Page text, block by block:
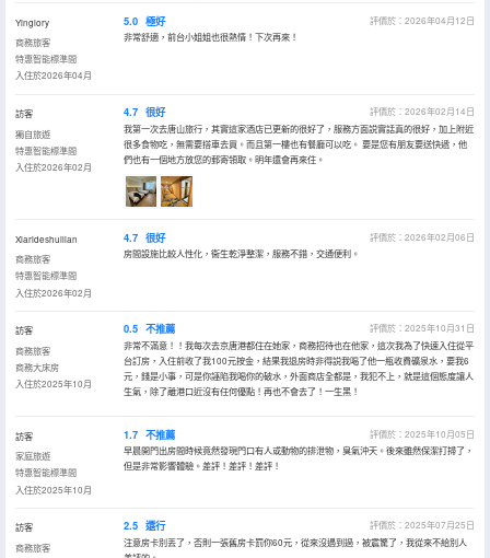
Yinglory
商務旅客
特惠智能標準間
入住於2026年04月
5.0 極好
評價於：2026年04月12日
非常舒適，前台小姐姐也很熱情！下次再來！
訪客
獨自旅遊
特惠智能標準間
入住於2026年02月
4.7 很好
評價於：2026年02月14日
我第一次去唐山旅行，其實這家酒店已更新的很好了，服務方面説實話真的很好，加上附近
很多食物吃，無需要搭車去買。而且第一樓也有餐廳可以吃。 要是您有朋友要送快遞，他
們也有一個地方放您的郵寄領取。明年還會再來住。
Xiarideshuilian
商務旅客
特惠智能標準間
入住於2026年02月
4.7 很好
評價於：2026年02月06日
房間設施比較人性化，衞生乾淨整潔，服務不錯，交通便利。
訪客
商務旅客
商務大床房
入住於2025年10月
0.5 不推薦
評價於：2025年10月31日
非常不滿意！！我每次去京唐港都住在她家，商務招待也在他家，這次我為了快速入住從平
台訂房，入住前收了我100元按金，結果我退房時非得説我喝了他一瓶收費礦泉水，要我6
元，錢是小事，可是你誣陷我喝你的破水，外面商店全都是，我犯不上，就是這個態度讓人
生氣，除了離港口近沒有任何優點！再也不會去了！一生黑！
訪客
家庭旅遊
特惠智能標準間
入住於2025年10月
1.7 不推薦
評價於：2025年10月05日
早晨開門出房間時候竟然發現門口有人或動物的排泄物，臭氣沖天。後來雖然保潔打掃了，
但是非常影響體驗。差評！差評！差評！
訪客
商務旅客
2.5 還行
評價於：2025年07月25日
注意房卡別丟了，否則一張舊房卡罰你60元，從來沒遇到過，被震驚了，我從來不給別人